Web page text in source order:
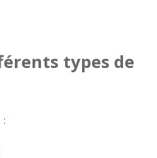
types de